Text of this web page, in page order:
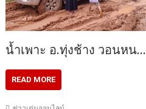
น้ำเพาะ อ.ทุ่งช้าง วอนหน…
READ MORE